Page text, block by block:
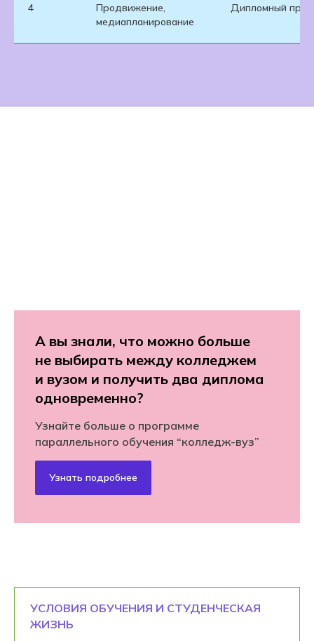
4
Продвижение,
медиапланирование
Дипломный
А вы знали, что можно больше
не выбирать между колледжем
и вузом и получить два диплома
одновременно?
Узнайте больше о программе
параллельного обучения “колледж-вуз”
Узнать подробнее
УСЛОВИЯ ОБУЧЕНИЯ И СТУДЕНЧЕСКАЯ
ЖИЗНЬ